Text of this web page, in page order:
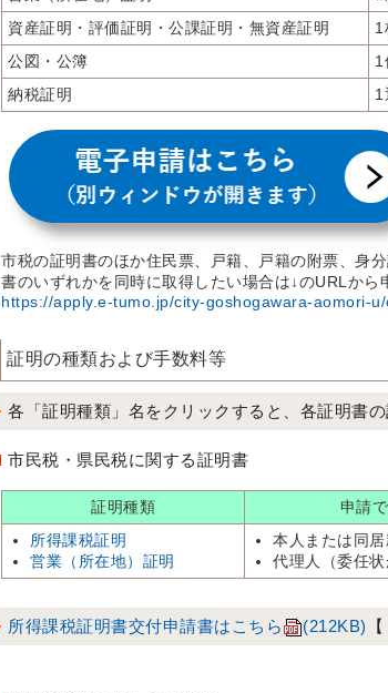
資産証明・評価証明・公課証明・無資産証明
公図・公簿
納税証明
市税の証明書のほか住民票、戸籍、戸籍の附票、身
書のいずれかを同時に取得したい場合は↓のURLから
https://apply.e-tumo.jp/city-goshogawara-aomori-
証明の種類および手数料等
各「証明種類」名をクリックすると、各証明書
市民税・県民税に関する証明書
証明種類 申請
所得課税証明
営業（所在地）証明
本人または同
代理人（委任状
所得課税証明書交付申請書はこちら (212KB)